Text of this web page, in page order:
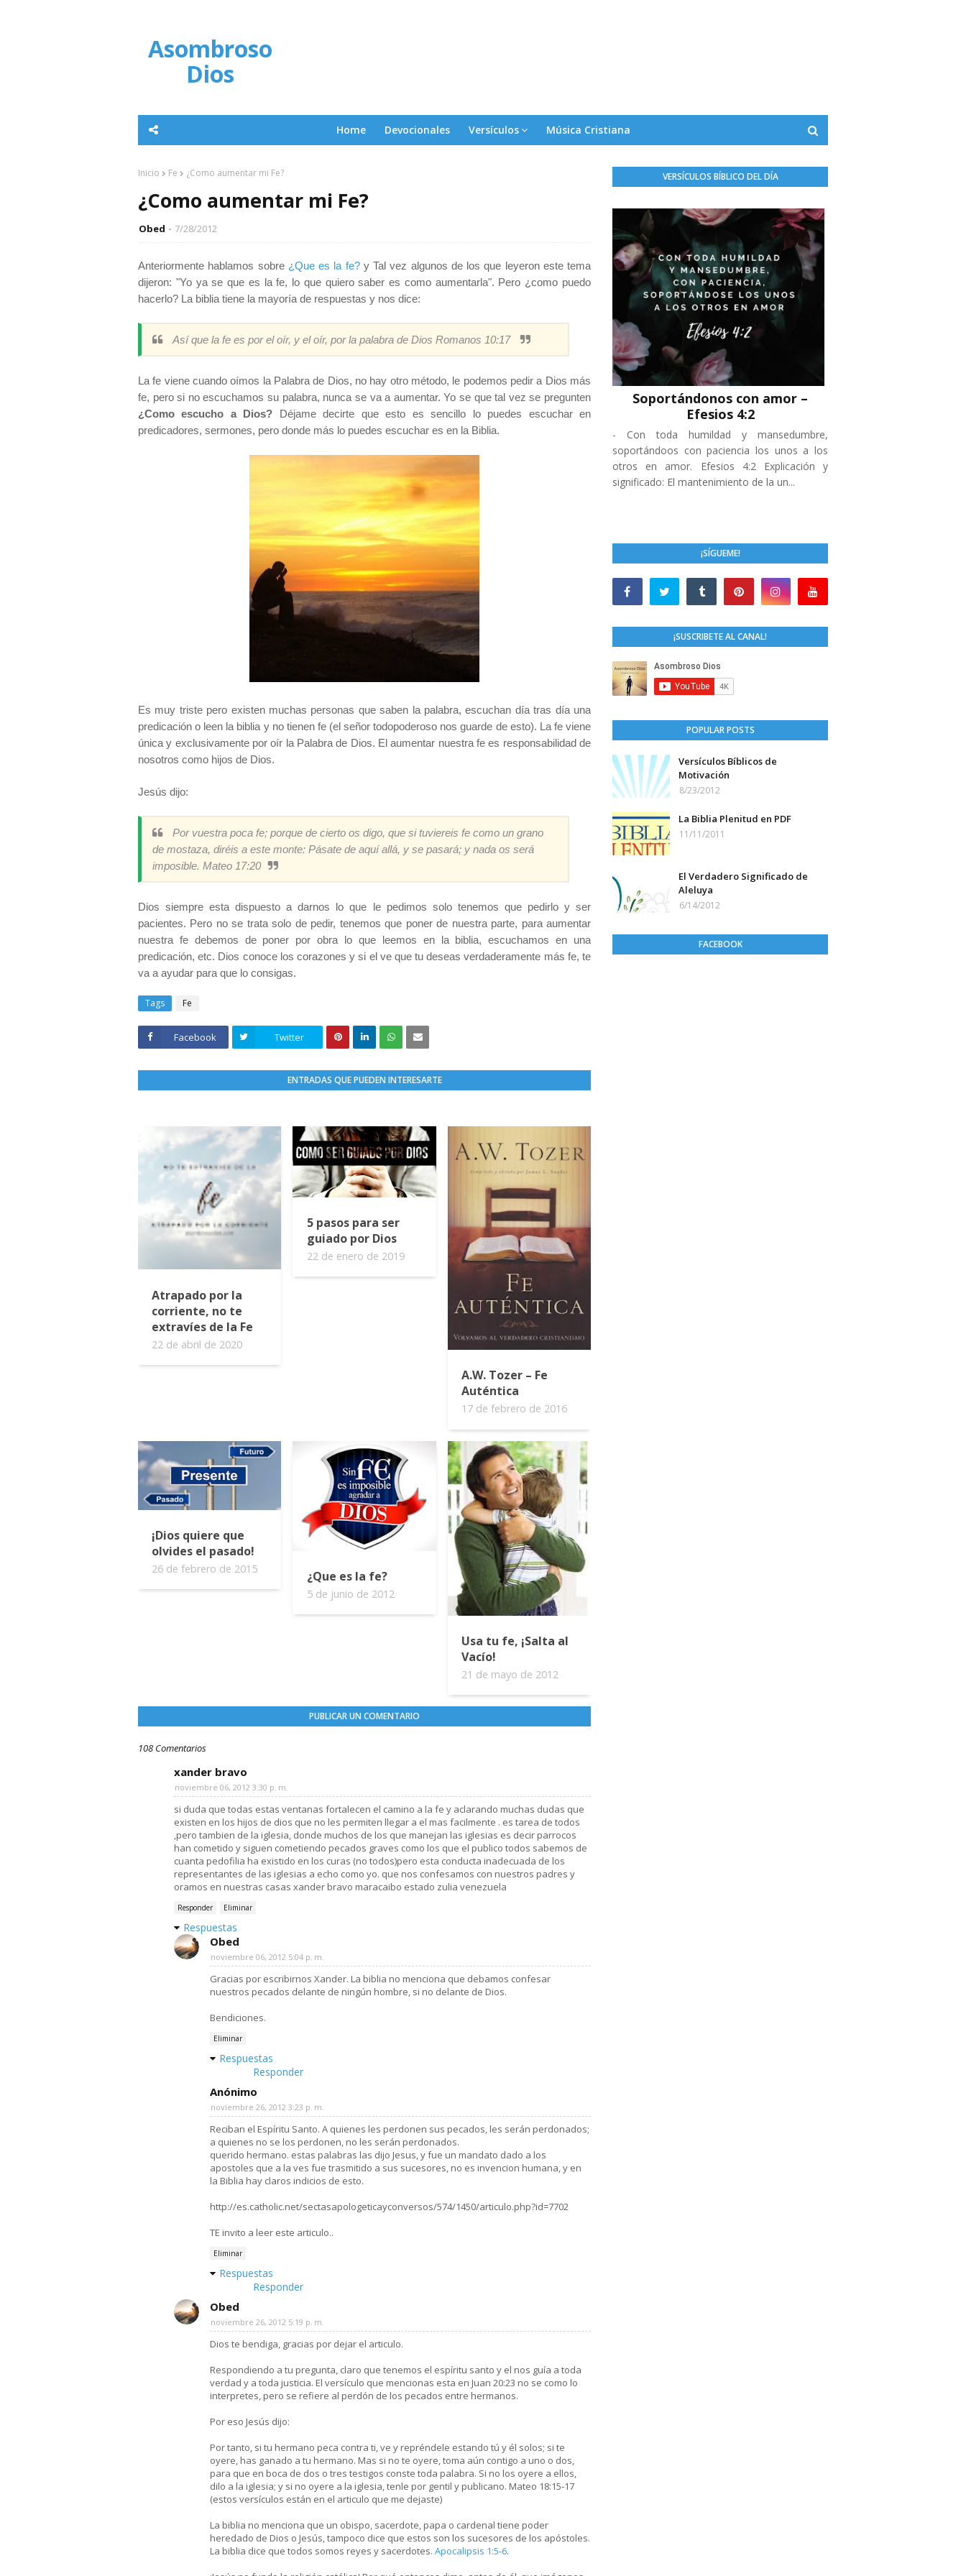
Asombroso
Dios
Home Devocionales Versículos Música Cristiana
Inicio Fe ¿Como aumentar mi Fe?
¿Como aumentar mi Fe?
Obed 7/28/2012
Anteriormente hablamos sobre ¿Que es la fe?y Tal vez algunos de los que leyeron este tema
dijeron: "Yo ya se que es la fe, lo que quiero saber es como aumentarla". Pero ¿como puedo
hacerlo? La biblia tiene la mayoría de respuestas y nos dice:
Así que la fe es por el oír, y el oír, por la palabra de Dios Romanos 10:17
La fe viene cuando oímos la Palabra de Dios, no hay otro método, le podemos pedir a Dios más
fe, pero si no escuchamos su palabra, nunca se va a aumentar. Yo se que tal vez se pregunten
¿Como escucho a Dios? Déjame decirte que esto es sencillo lo puedes escuchar en
predicadores, sermones, pero donde más lo puedes escuchar es en la Biblia.
Es muy triste pero existen muchas personas que saben la palabra, escuchan día tras día una
predicación o leen la biblia y no tienen fe (el señor todopoderoso nos guarde de esto). La fe viene
única y exclusivamente por oír la Palabra de Dios. El aumentar nuestra fe es responsabilidad de
nosotros como hijos de Dios.
Jesús dijo:
Por vuestra poca fe; porque de cierto os digo, que si tuviereis fe como un grano
de mostaza, diréis a este monte: Pásate de aquí allá, y se pasará; y nada os será
imposible. Mateo 17:20
Dios siempre esta dispuesto a darnos lo que le pedimos solo tenemos que pedirlo y ser
pacientes. Pero no se trata solo de pedir, tenemos que poner de nuestra parte, para aumentar
nuestra fe debemos de poner por obra lo que leemos en la biblia, escuchamos en una
predicación, etc. Dios conoce los corazones y si el ve que tu deseas verdaderamente más fe, te
va a ayudar para que lo consigas.
Tags Fe
Facebook Twitter
ENTRADAS QUE PUEDEN INTERESARTE
Atrapado por la
corriente, no te
extravíes de la Fe
22 de abril de 2020
5 pasos para ser
guiado por Dios
22 de enero de 2019
A.W. Tozer – Fe
Auténtica
17 de febrero de 2016
¡Dios quiere que
olvides el pasado!
26 de febrero de 2015 ¿Que es la fe?
5 de junio de 2012
Usa tu fe, ¡Salta al
Vacío!
21 de mayo de 2012
PUBLICAR UN COMENTARIO
108 Comentarios
xander bravo
noviembre 06, 2012 3:30 p. m.
si duda que todas estas ventanas fortalecen el camino a la fe y aclarando muchas dudas que
existen en los hijos de dios que no les permiten llegar a el mas facilmente . es tarea de todos
,pero tambien de la iglesia, donde muchos de los que manejan las iglesias es decir parrocos
han cometido y siguen cometiendo pecados graves como los que el publico todos sabemos de
cuanta pedofilia ha existido en los curas (no todos)pero esta conducta inadecuada de los
representantes de las iglesias a echo como yo. que nos confesamos con nuestros padres y
oramos en nuestras casas xander bravo maracaibo estado zulia venezuela
Responder Eliminar
Respuestas
Obed
noviembre 06, 2012 5:04 p. m.
Gracias por escribirnos Xander. La biblia no menciona que debamos confesar
nuestros pecados delante de ningún hombre, si no delante de Dios.
Bendiciones.
Eliminar
Respuestas
Responder
Anónimo
noviembre 26, 2012 3:23 p. m.
Reciban el Espíritu Santo. A quienes les perdonen sus pecados, les serán perdonados;
a quienes no se los perdonen, no les serán perdonados.
querido hermano. estas palabras las dijo Jesus, y fue un mandato dado a los
apostoles que a la ves fue trasmitido a sus sucesores, no es invencion humana, y en
la Biblia hay claros indicios de esto.
http://es.catholic.net/sectasapologeticayconversos/574/1450/articulo.php?id=7702
TE invito a leer este articulo..
Eliminar
Respuestas
Responder
Obed
noviembre 26, 2012 5:19 p. m.
Dios te bendiga, gracias por dejar el articulo.
Respondiendo a tu pregunta, claro que tenemos el espíritu santo y el nos guía a toda
verdad y a toda justicia. El versículo que mencionas esta en Juan 20:23 no se como lo
interpretes, pero se refiere al perdón de los pecados entre hermanos.
Por eso Jesús dijo:
Por tanto, si tu hermano peca contra ti, ve y repréndele estando tú y él solos; si te
oyere, has ganado a tu hermano. Mas si no te oyere, toma aún contigo a uno o dos,
para que en boca de dos o tres testigos conste toda palabra. Si no los oyere a ellos,
dilo a la iglesia; y si no oyere a la iglesia, tenle por gentil y publicano. Mateo 18:15-17
(estos versículos están en el articulo que me dejaste)
La biblia no menciona que un obispo, sacerdote, papa o cardenal tiene poder
heredado de Dios o Jesús, tampoco dice que estos son los sucesores de los apóstoles.
La biblia dice que todos somos reyes y sacerdotes. Apocalipsis 1:5-6.
VERSÍCULOS BÍBLICO DEL DÍA
Soportándonos con amor –
Efesios 4:2
- Con toda humildad y mansedumbre,
soportándoos con paciencia los unos a los
otros en amor. Efesios 4:2 Explicación y
significado: El mantenimiento de la un...
¡SÍGUEME!
¡SUSCRIBETE AL CANAL!
POPULAR POSTS
Versículos Bíblicos de
Motivación
8/23/2012
La Biblia Plenitud en PDF
11/11/2011
El Verdadero Significado de
Aleluya
6/14/2012
FACEBOOK